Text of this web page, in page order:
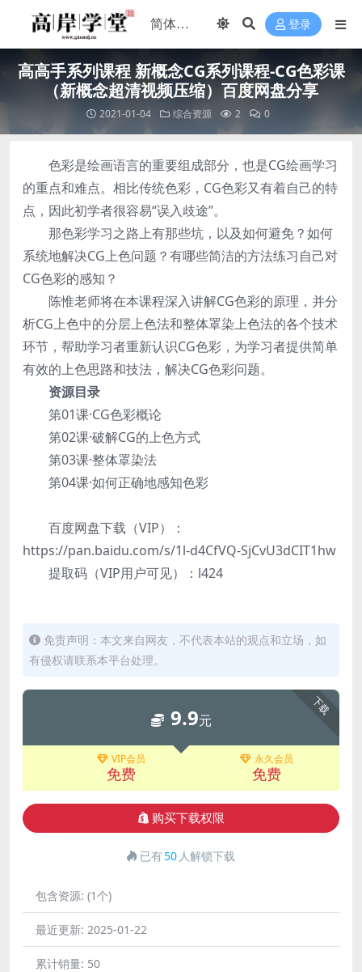
登录
高高手系列课程 新概念CG系列课程-CG色彩课
（新概念超清视频压缩）百度网盘分享
2021-01-04 综合资源 2 0
色彩是绘画语言的重要组成部分，也是CG绘画学习
的重点和难点。相比传统色彩，CG色彩又有着自己的特
点，因此初学者很容易“误入歧途”。
那色彩学习之路上有那些坑，以及如何避免？如何
系统地解决CG上色问题？有哪些简洁的方法练习自己对
CG色彩的感知？
陈惟老师将在本课程深入讲解CG色彩的原理，并分
析CG上色中的分层上色法和整体罩染上色法的各个技术
环节，帮助学习者重新认识CG色彩，为学习者提供简单
有效的上色思路和技法，解决CG色彩问题。
资源目录
第01课·CG色彩概论
第02课·破解CG的上色方式
第03课·整体罩染法
第04课·如何正确地感知色彩
百度网盘下载（VIP）：
https://pan.baidu.com/s/1l-d4CfVQ-SjCvU3dCIT1hw
提取码（VIP用户可见）：l424
免责声明：本文来自网友，不代表本站的观点和立场，如
有侵权请联系本平台处理。
下载
9.9元
VIP会员
免费
永久会员
免费
购买下载权限
已有50 人解锁下载
包含资源: (1个)
最近更新: 2025-01-22
累计销量: 50